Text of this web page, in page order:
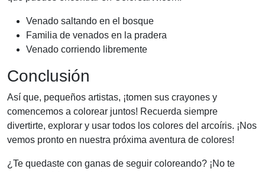
Venado saltando en el bosque
Familia de venados en la pradera
Venado corriendo libremente
Conclusión
Así que, pequeños artistas, ¡tomen sus crayones y
comencemos a colorear juntos! Recuerda siempre
divertirte, explorar y usar todos los colores del arcoíris. ¡Nos
vemos pronto en nuestra próxima aventura de colores!
¿Te quedaste con ganas de seguir coloreando? ¡No te